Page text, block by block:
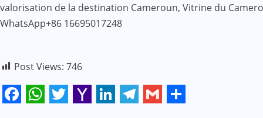
valorisation de la destination Cameroun, Vitrine du
WhatsApp+86 16695017248
Post Views: 746